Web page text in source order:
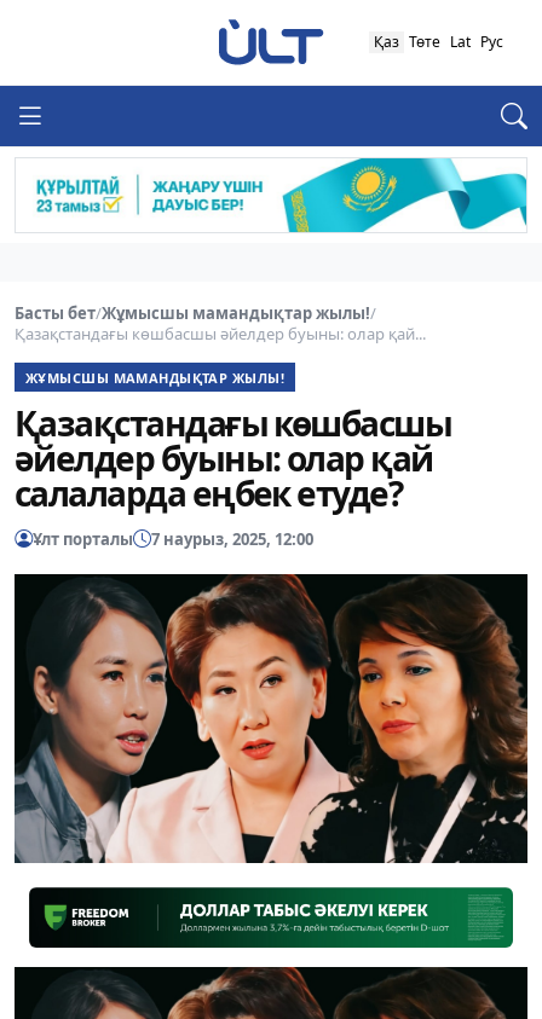
Қаз Төте Lat Рус
Басты бет/Жұмысшы мамандықтар жылы!/
Қазақстандағы көшбасшы әйелдер буыны: олар қай...
ЖҰМЫСШЫ МАМАНДЫҚТАР ЖЫЛЫ!
Қазақстандағы көшбасшы
әйелдер буыны: олар қай
салаларда еңбек етуде?
Ұлт порталы 7 наурыз, 2025, 12:00